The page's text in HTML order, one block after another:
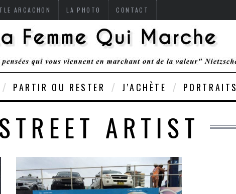
ARCACHON LA PHOTO CONTACT
PARTIR OU RESTER J’ACHÈTE PORTRAITS
STREET ARTIST